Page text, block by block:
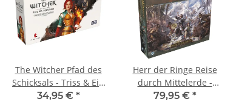
The Witcher Pfad des
Schicksals - Triss & Ein
Körnchen Wahrheit
34,95 € *
Herr der Ringe Reise
durch Mittelerde -
Schatten des Krieges
79,95 € *